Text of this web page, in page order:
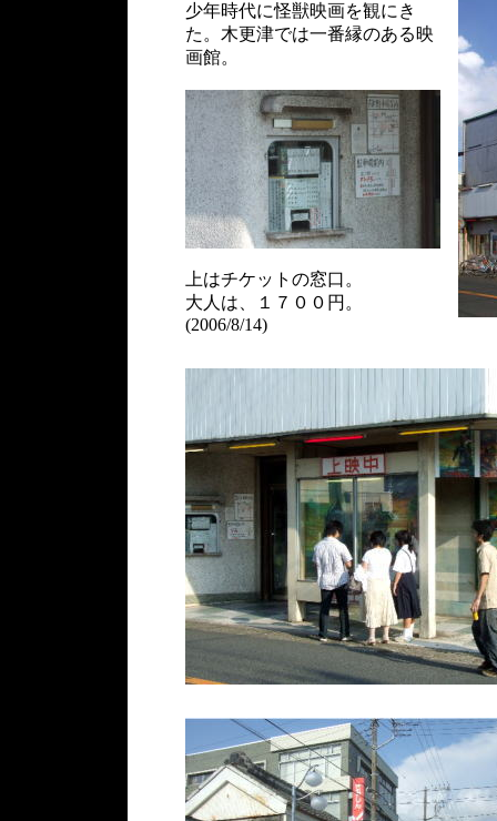
少年時代に怪獣映画を観にき
た。木更津では一番縁のある映
画館。
上はチケットの窓口。
大人は、１７００円。
(2006/8/14)